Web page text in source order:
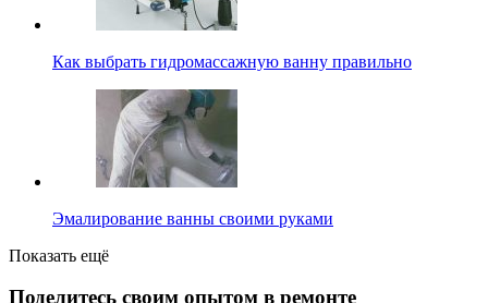
Как выбрать гидромассажную ванну правильно
Эмалирование ванны своими руками
Показать ещё
Поделитесь своим опытом в ремонте